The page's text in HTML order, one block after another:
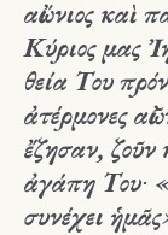
αἰώνιος καὶ
Κύριος μας
θεία Του
ἀτέρμονες
ἔζησαν, ζοῦν
ἀγάπη Του∙
συνέχει